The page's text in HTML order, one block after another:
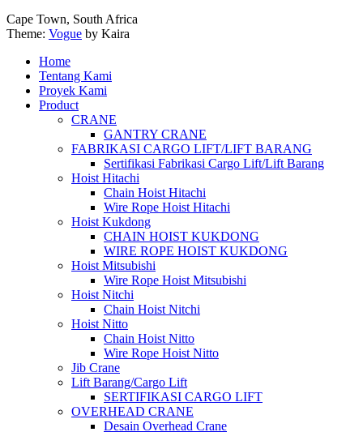
Cape Town, South Africa
Theme: Vogue by Kaira
Home
Tentang Kami
Proyek Kami
Product
CRANE
GANTRY CRANE
FABRIKASI CARGO LIFT/LIFT BARANG
Sertifikasi Fabrikasi Cargo Lift/Lift Barang
Hoist Hitachi
Chain Hoist Hitachi
Wire Rope Hoist Hitachi
Hoist Kukdong
CHAIN HOIST KUKDONG
WIRE ROPE HOIST KUKDONG
Hoist Mitsubishi
Wire Rope Hoist Mitsubishi
Hoist Nitchi
Chain Hoist Nitchi
Hoist Nitto
Chain Hoist Nitto
Wire Rope Hoist Nitto
Jib Crane
Lift Barang/Cargo Lift
SERTIFIKASI CARGO LIFT
OVERHEAD CRANE
Desain Overhead Crane